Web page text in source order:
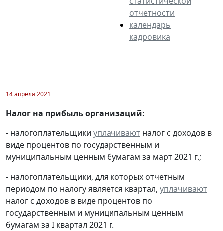
отчетности
календарь
кадровика
14 апреля 2021
Налог на прибыль организаций:
- налогоплательщики уплачивают налог с доходов в
виде процентов по государственным и
муниципальным ценным бумагам за март 2021 г.;
- налогоплательщики, для которых отчетным
периодом по налогу является квартал, уплачивают
налог с доходов в виде процентов по
государственным и муниципальным ценным
бумагам за I квартал 2021 г.